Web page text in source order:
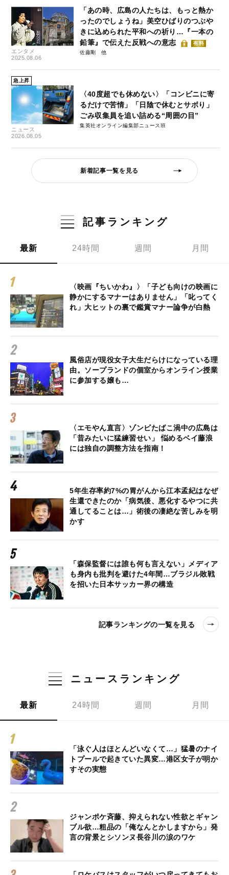
エンタメ
2025.08.06
「あの時、広島の人たちは、もっと熱か
ったのでしょうね」美空ひばりのつぶや
きに込められた平和への祈り…『一本の
鉛筆』で伝えた反戦への意志
有料
佐藤剛
急上昇
ニュース
2026.08.05
〈40度超でも休めない〉「コンビニに寄
るだけで苦情」「日陰で休むとサボり」
ごみ収集員を追い詰める“周囲の目”
集英社オンライン編集部ニュース班
新着記事一覧を見る
記事ランキング
最新 24時間 週間 月間
〈映画『ちいかわ』〉「子ども向けの映画に
静かにするマナーはありません」「叱ってく
れ」大ヒットの裏で鑑賞マナー論争が白熱
風俗店が現役女子大生だらけになっている理
由。ソープランドの個室からオンライン授業
に参加する嬢も…
〈エモやん直言〉ゾンビたばこ渦中の広島は
「昔みたいに猛練習せい」 悩めるベイ藤浪
には独自の調整方法を指南！
5年生存率約7%の胃がんから江本孟紀はなぜ
生還できたのか「病気後、悪化するやつに共
通してることは…」術後の凄絶な苦しみを明
かす
「森保監督には誰も何も言えない」メディア
も身内も批判を避けた4年間…ブラジル敗戦
を招いた日本サッカー界の構造
記事ランキングの一覧を見る
ニュースランキング
最新 24時間 週間 月間
「泳ぐ人はほとんどいなくて…」猛暑のナイ
トプールで起きていた異変…港区女子が明か
すその実態
ジャンポケ斉藤、抑えられない性欲とギャン
ブル欲…粗品の「俺なんとかしますから」発
言の背景とシソンヌ長谷川の涙のワケ